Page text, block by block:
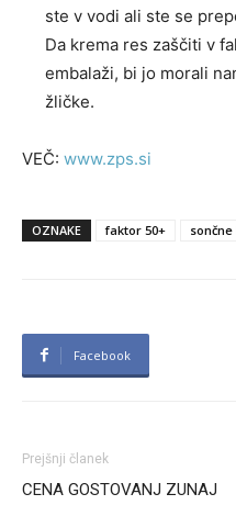
ste v vodi ali ste se
Da krema res zaščiti v
embalaži, bi jo morali
žličke.
VEČ: www.zps.si
OZNAKE faktor 50+
Facebook
Prejšnji članek
CENA GOSTOVANJ ZUNAJ